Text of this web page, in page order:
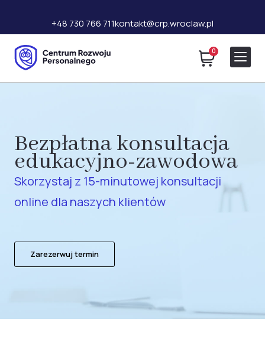
+48 730 766 711kontakt@crp.wroclaw.pl
0
Bezpłatna konsultacja
edukacyjno-zawodowa
Skorzystaj z 15-minutowej konsultacji
online dla naszych klientów
Zarezerwuj termin